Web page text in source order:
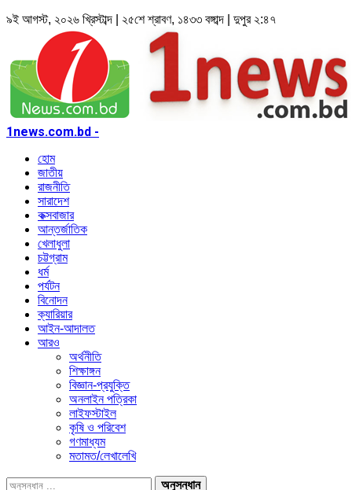
৯ই আগস্ট, ২০২৬ খ্রিস্টাব্দ | ২৫শে শ্রাবণ, ১৪৩৩ বঙ্গাব্দ | দুপুর ২:৪৭
1news.com.bd -
হোম
জাতীয়
রাজনীতি
সারাদেশ
কক্সবাজার
আন্তর্জাতিক
খেলাধুলা
চট্টগ্রাম
ধর্ম
পর্যটন
বিনোদন
ক্যারিয়ার
আইন-আদালত
আরও
অর্থনীতি
শিক্ষাঙ্গন
বিজ্ঞান-প্রযুক্তি
অনলাইন পত্রিকা
লাইফস্টাইল
কৃষি ও পরিবেশ
গণমাধ্যম
মতামত/লেখালেখি